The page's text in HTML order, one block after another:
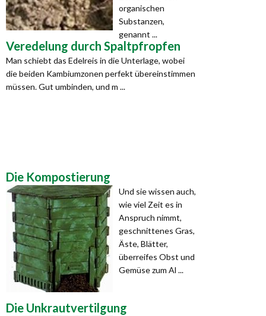
organischen
Substanzen,
genannt ...
Veredelung durch Spaltpfropfen
Man schiebt das Edelreis in die Unterlage, wobei
die beiden Kambiumzonen perfekt übereinstimmen
müssen. Gut umbinden, und m ...
Die Kompostierung
Und sie wissen auch,
wie viel Zeit es in
Anspruch nimmt,
geschnittenes Gras,
Äste, Blätter,
überreifes Obst und
Gemüse zum Al ...
Die Unkrautvertilgung